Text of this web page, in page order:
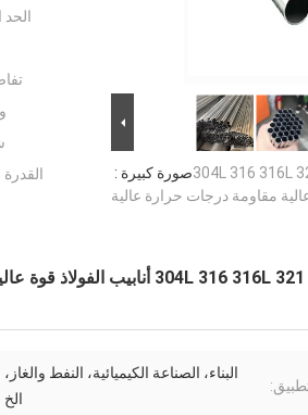
صورة كبيرة :201 304L 316
عالية مقاومة درجات حرارة عالية
الحد
البناء، الصناعة الكيميائية، النفط والغاز،
الخ